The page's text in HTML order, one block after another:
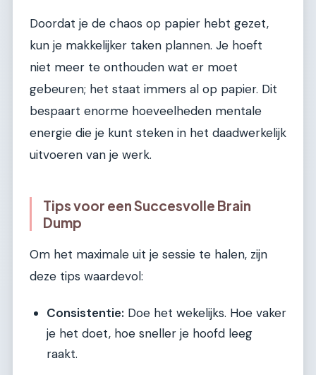
Doordat je de chaos op papier hebt gezet,
kun je makkelijker taken plannen. Je hoeft
niet meer te onthouden wat er moet
gebeuren; het staat immers al op papier. Dit
bespaart enorme hoeveelheden mentale
energie die je kunt steken in het daadwerkelijk
uitvoeren van je werk.
Tips voor een Succesvolle Brain
Dump
Om het maximale uit je sessie te halen, zijn
deze tips waardevol:
Consistentie: Doe het wekelijks. Hoe vaker
je het doet, hoe sneller je hoofd leeg
raakt.